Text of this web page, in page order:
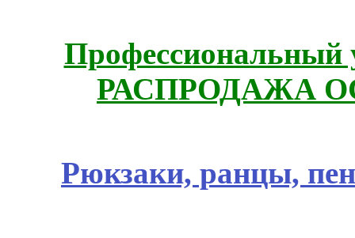
Профессиональный
РАСПРОДАЖА
Рюкзаки, ранцы,